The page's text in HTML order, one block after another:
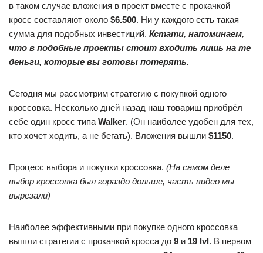
в таком случае вложения в проект вместе с прокачкой
кросс составляют около $6.500. Ни у каждого есть такая
сумма для подобных инвестиций. Кстати, напоминаем,
что в подобные проекты стоит входить лишь на те
деньги, которые вы готовы потерять.
Сегодня мы рассмотрим стратегию с покупкой одного
кроссовка. Несколько дней назад наш товарищ приобрёл
себе один кросс типа Walker. (Он наиболее удобен для тех,
кто хочет ходить, а не бегать). Вложения вышли $1150.
Процесс выбора и покупки кроссовка. (На самом деле
выбор кроссовка был гораздо дольше, часть видео мы
вырезали)
Наиболее эффективными при покупке одного кроссовка
вышли стратегии с прокачкой кросса до 9 и 19 lvl. В первом